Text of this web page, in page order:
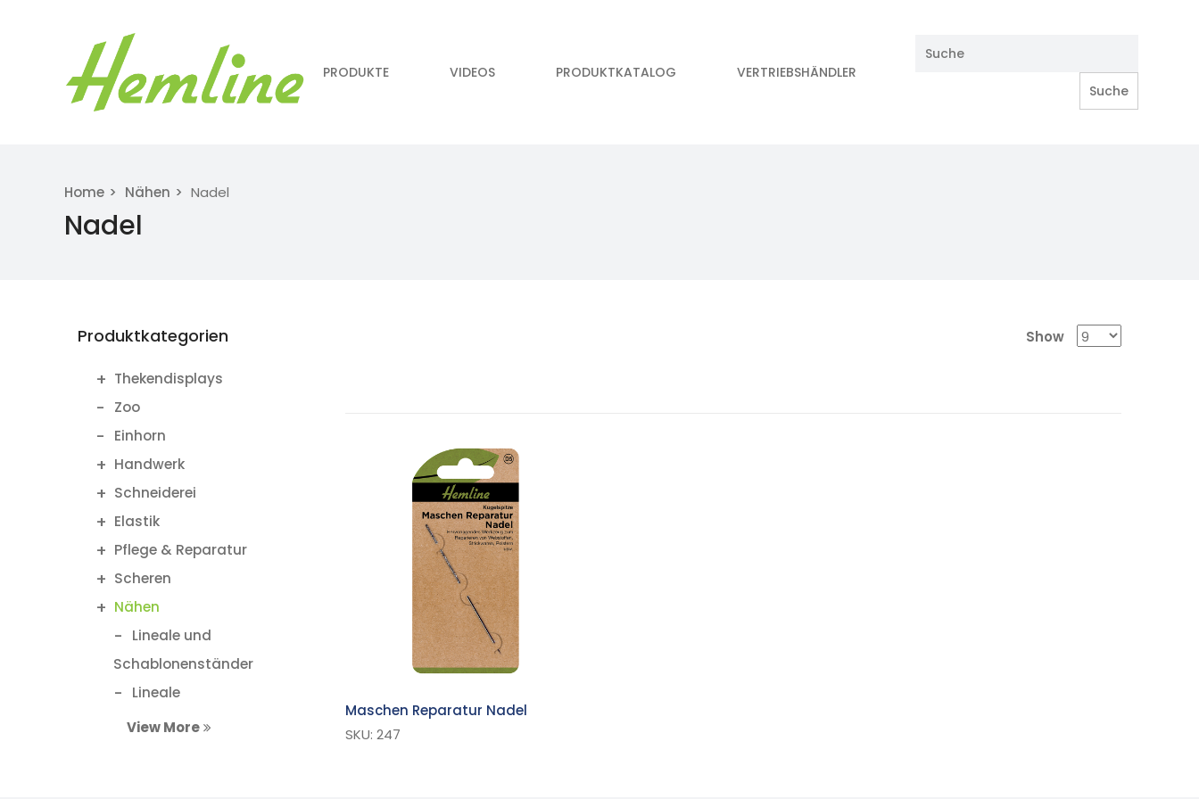
PRODUKTE VIDEOS PRODUKTKATALOG VERTRIEBSHÄNDLER
Home Nähen Nadel
Nadel
Produktkategorien
Thekendisplays
Zoo
Einhorn
Handwerk
Schneiderei
Elastik
Pflege & Reparatur
Scheren
Nähen
Lineale und
Schablonenständer
Lineale
Bastelwerkzeug
View More
Show
Maschen Reparatur Nadel
SKU: 247